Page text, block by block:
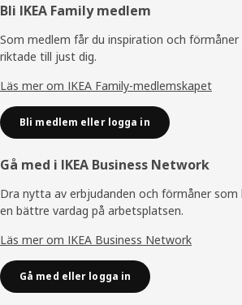
Sidfot
Bli IKEA Family medlem
Som medlem får du inspiration och
riktade till just dig.
Läs mer om IKEA Family-medlemskapet
Bli medlem eller logga in
Gå med i IKEA Business Network
Dra nytta av erbjudanden och förmåner
en bättre vardag på arbetsplatsen.
Läs mer om IKEA Business Network
Gå med eller logga in